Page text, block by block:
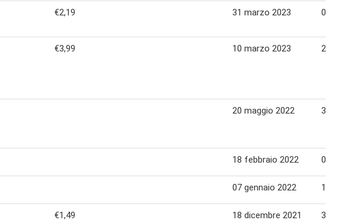
€2,19 31 marzo 2023 08
€3,99 10 marzo 2023 20
20 maggio 2022 30
18 febbraio 2022 01
07 gennaio 2022 16
€1,49 18 dicembre 2021 31